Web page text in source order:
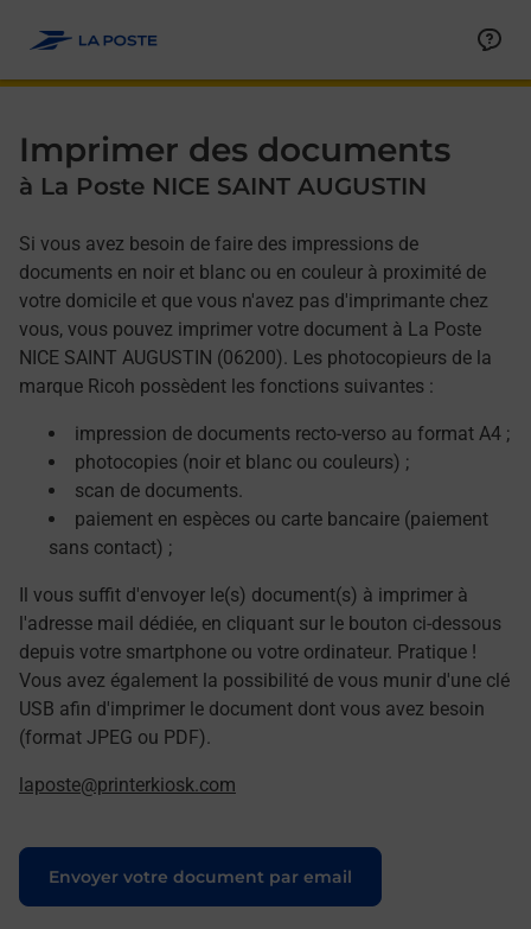
Imprimer des documents
à La Poste NICE SAINT AUGUSTIN
Si vous avez besoin de faire des impressions de
documents en noir et blanc ou en couleur à proximité de
votre domicile et que vous n'avez pas d'imprimante chez
vous, vous pouvez imprimer votre document à La Poste
NICE SAINT AUGUSTIN (06200). Les photocopieurs de la
marque Ricoh possèdent les fonctions suivantes :
impression de documents recto-verso au format A4 ;
photocopies (noir et blanc ou couleurs) ;
scan de documents.
paiement en espèces ou carte bancaire (paiement
sans contact) ;
Il vous suffit d'envoyer le(s) document(s) à imprimer à
l'adresse mail dédiée, en cliquant sur le bouton ci-dessous
depuis votre smartphone ou votre ordinateur. Pratique !
Vous avez également la possibilité de vous munir d'une clé
USB afin d'imprimer le document dont vous avez besoin
(format JPEG ou PDF).
laposte@printerkiosk.com
Envoyer votre document par email
Le lien s'ouvre dans un nouvel onglet